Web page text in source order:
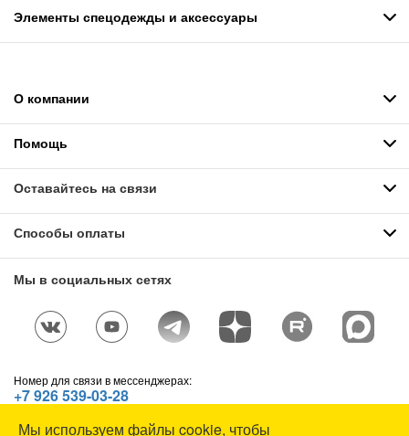
Элементы спецодежды и аксессуары
О компании
Помощь
Оставайтесь на связи
Способы оплаты
Мы в социальных сетях
Номер для связи в мессенджерах:
+7 926 539-03-28
Мы используем файлы cookie, чтобы